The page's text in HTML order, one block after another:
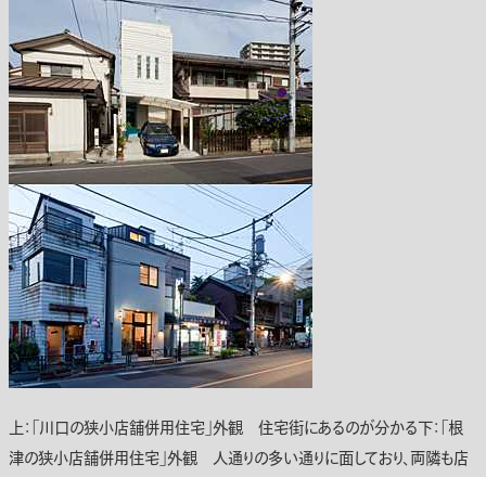
上：「川口の狭小店舗併用住宅」外観 住宅街にあるのが分かる下：「根
津の狭小店舗併用住宅」外観 人通りの多い通りに面しており、両隣も店